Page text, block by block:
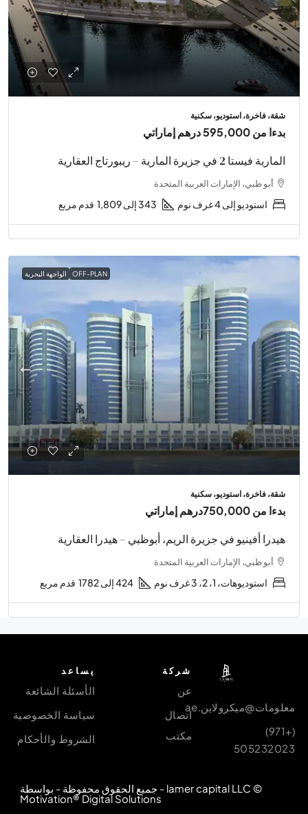
شقة، فاخرة، استوديو، سكنية
بدءا من595,000 درهم إماراتي
المارية فيستا 2 في جزيرة المارية – ريبورتاج العقارية
أبو ظبي، الإمارات العربية المتحدة
استوديو إلى 4 غرف نوم 343 إلى 1,809 قدم مربع
OFF-PLAN الواجهة البحرية
شقة، فاخرة، استوديو، سكنية
بدءا من750,000درهم إماراتي
هيدرا أفينيو في جزيرة الريم، أبوظبي – هيدرا العقارية
أبو ظبي، الإمارات العربية المتحدة
استوديوهات، 1، 2، 3 غرف نوم 424 إلى 1782 قدم مربع
معلومات@ميكرولاين.ae
(+971)
505232023
شركة
عن
اتصال
مكتب
يساعد
الأسئلة الشائعة
سياسة الخصوصية
الشروط والأحكام
© lamer capital LLC - جميع الحقوق محفوظة - بواسطة
Motivation® Digital Solutions